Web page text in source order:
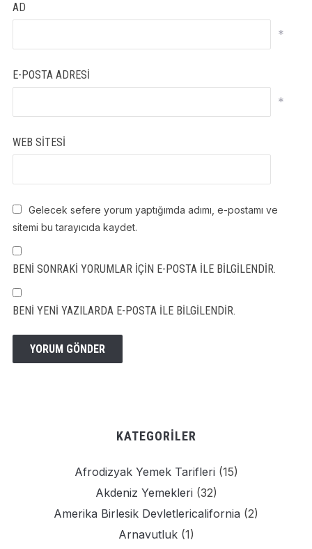
AD
*
E-POSTA ADRESI
*
WEB SITESI
Gelecek sefere yorum yaptığımda adımı, e-postamı ve
sitemi bu tarayıcıda kaydet.
BENI SONRAKI YORUMLAR IÇIN E-POSTA ILE BILGILENDIR.
BENI YENI YAZILARDA E-POSTA ILE BILGILENDIR.
KATEGORILER
Afrodizyak Yemek Tarifleri (15)
Akdeniz Yemekleri (32)
Amerika Birlesik Devletlericalifornia (2)
Arnavutluk(1)